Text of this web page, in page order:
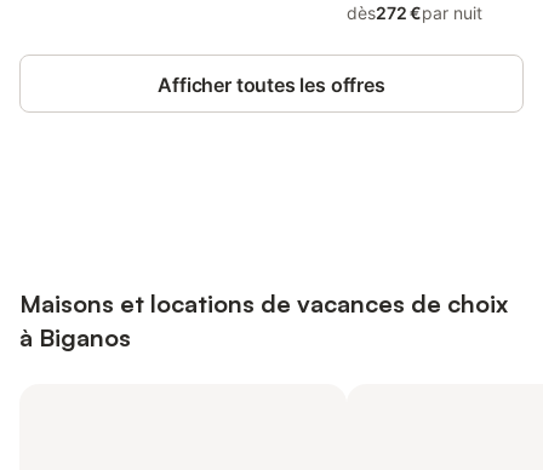
dès272 €par nuit
Afficher toutes les offres
Maisons et locations de vacances de choix
à Biganos